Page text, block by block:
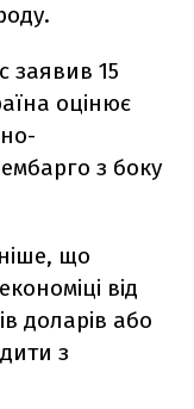
заявив 15
оцінює
з боку
що
від
доларів або
з